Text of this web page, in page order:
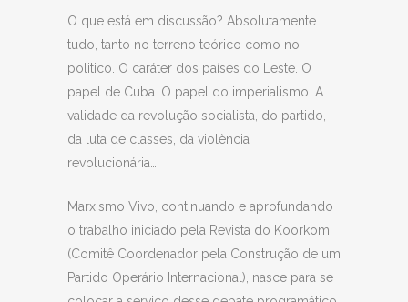
O que está em discussão? Absolutamente
tudo, tanto no terreno teórico como no
politico. O caráter dos países do Leste. O
papel de Cuba. O papel do imperialismo. A
validade da revolução socialista, do partido,
da luta de classes, da violència
revolucionária…
Marxismo Vivo, continuando e aprofundando
o trabalho iniciado pela Revista do Koorkom
(Comitê Coordenador pela Construção de um
Partido Operário Internacional), nasce para se